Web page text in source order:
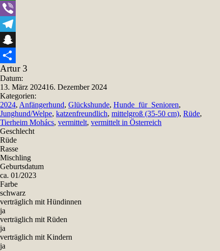
WhatsApp
Viber
Telegram
Snapchat
Teilen
Artur 3
Datum:
13. März 202416. Dezember 2024
Kategorien:
2024, Anfängerhund, Glückshunde, Hunde_für_Senioren,
Junghund/Welpe, katzenfreundlich, mittelgroß (35-50 cm), Rüde,
Tierheim Mohács, vermittelt, vermittelt in Österreich
Geschlecht
Rüde
Rasse
Mischling
Geburtsdatum
ca. 01/2023
Farbe
schwarz
verträglich mit Hündinnen
ja
verträglich mit Rüden
ja
verträglich mit Kindern
ja